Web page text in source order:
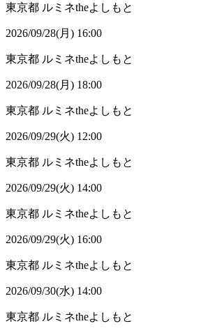
東京都 ルミネtheよしもと
2026/09/28(月) 16:00
東京都 ルミネtheよしもと
2026/09/28(月) 18:00
東京都 ルミネtheよしもと
2026/09/29(火) 12:00
東京都 ルミネtheよしもと
2026/09/29(火) 14:00
東京都 ルミネtheよしもと
2026/09/29(火) 16:00
東京都 ルミネtheよしもと
2026/09/30(水) 14:00
東京都 ルミネtheよしもと